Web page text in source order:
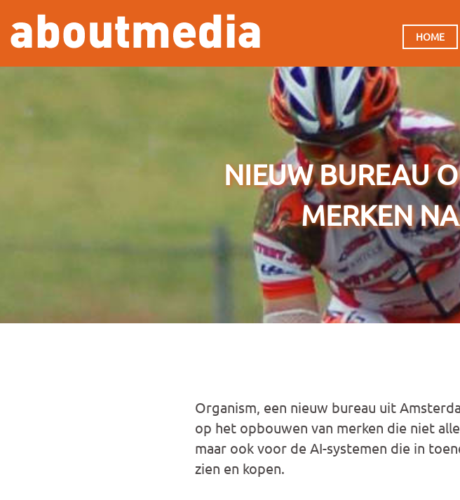
Overslaan en naar de inhoud gaan
HOOFDMENU
HOME
NIEUW BUREAU
MERKEN
Organism, een nieuw bureau uit
op het opbouwen van merken die niet
maar ook voor de AI-systemen die in
zien en kopen.